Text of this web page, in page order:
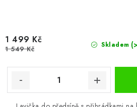
Skladem
1 499 Kč
1 549 Kč